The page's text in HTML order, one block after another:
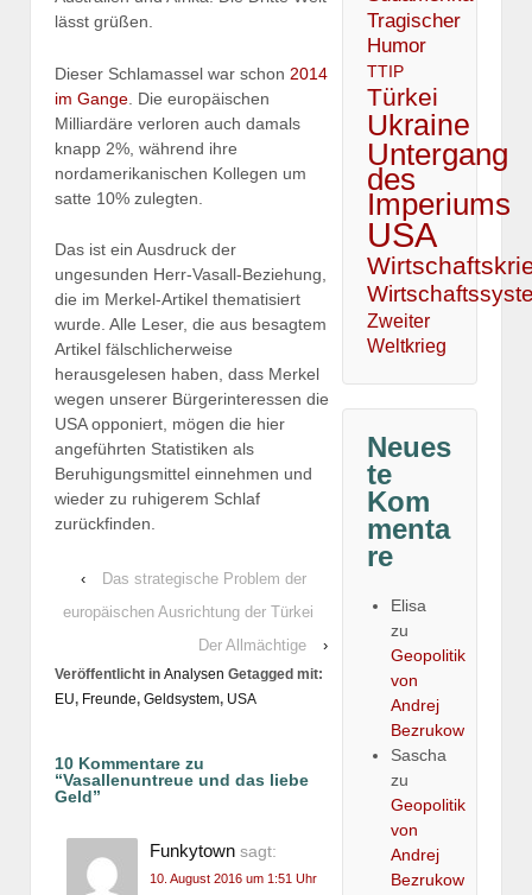
lässt grüßen.
Dieser Schlamassel war schon 2014
im Gange . Die europäischen
Milliardäre verloren auch damals
knapp 2%, während ihre
nordamerikanischen Kollegen um
satte 10% zulegten.
Das ist ein Ausdruck der
ungesunden Herr-Vasall-Beziehung,
die im Merkel-Artikel thematisiert
wurde. Alle Leser, die aus besagtem
Artikel fälschlicherweise
herausgelesen haben, dass Merkel
wegen unserer Bürgerinteressen die
USA opponiert, mögen die hier
angeführten Statistiken als
Beruhigungsmittel einnehmen und
wieder zu ruhigerem Schlaf
zurückfinden.
‹
Das strategische Problem der
europäischen Ausrichtung der Türkei
Der Allmächtige
›
Veröffentlicht in Analysen Getagged mit:
EU, Freunde, Geldsystem, USA
10 Kommentare zu
“Vasallenuntreue und das liebe
Geld”
Funkytown sagt:
10. August 2016 um 1:51 Uhr
Tragischer
Humor
TTIP
Türkei
Ukraine
Untergang
des
Imperiums
USA
Zweiter
Weltkrieg
Neues
te
Kom
menta
re
Elisa
zu
Geopolitik
von
Andrej
Bezrukow
Sascha
zu
Geopolitik
von
Andrej
Bezrukow